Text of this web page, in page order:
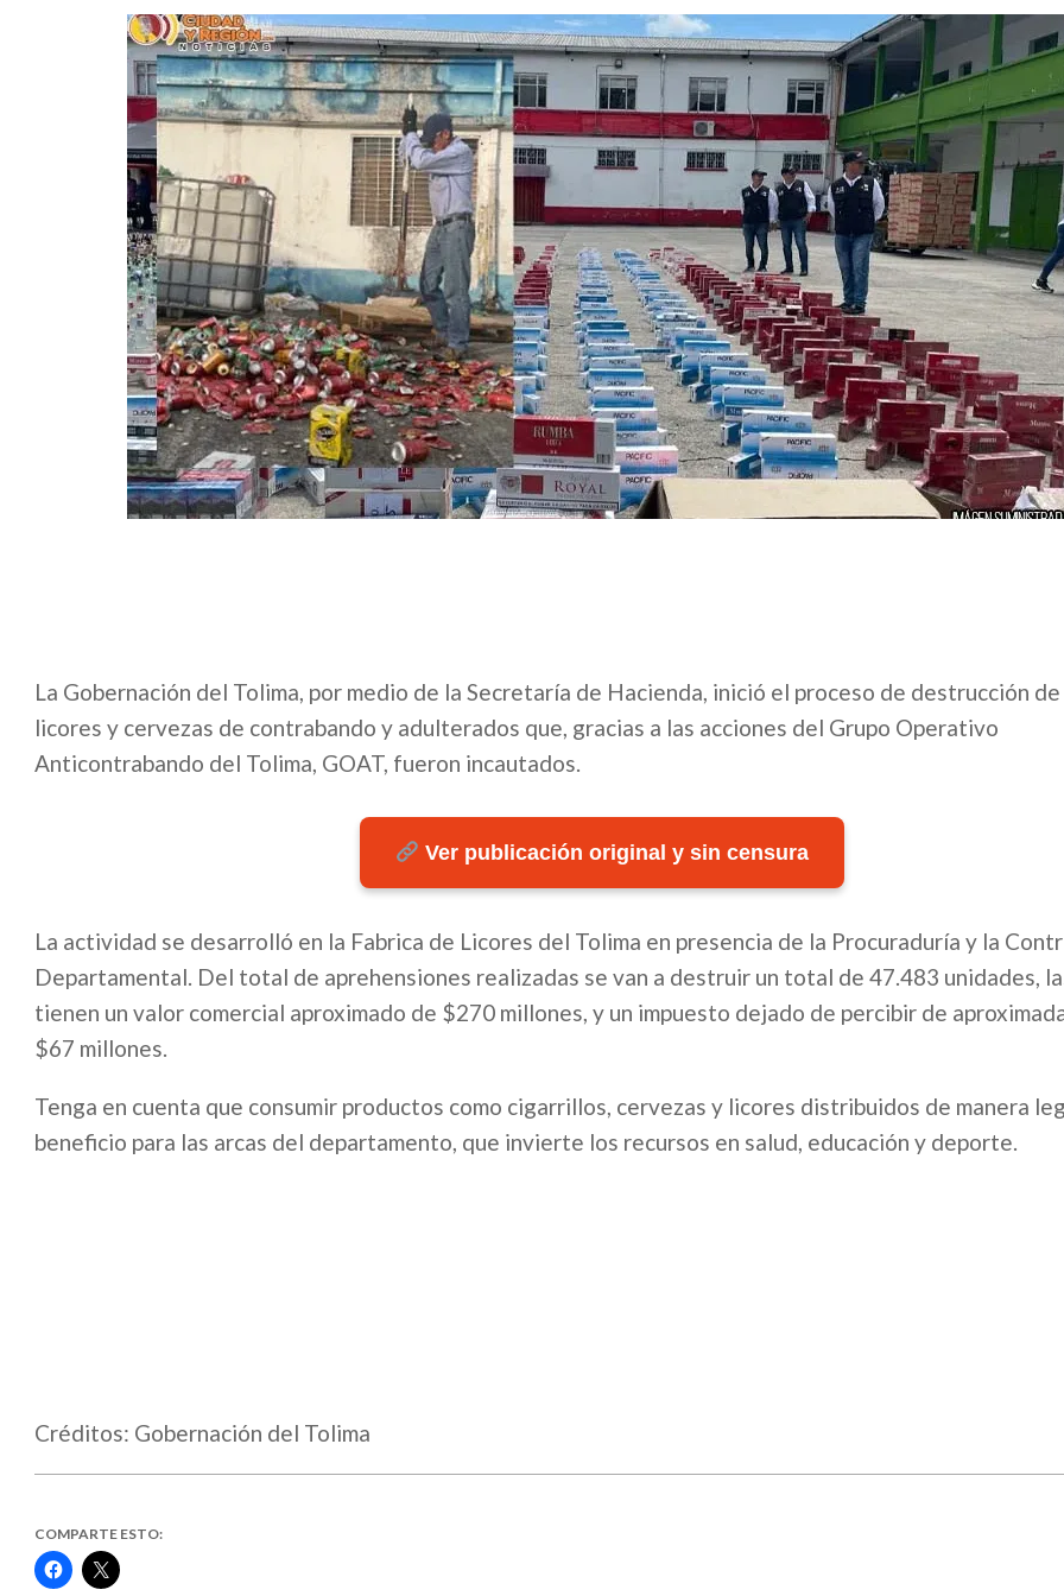
La Gobernación del Tolima, por medio de la Secretaría de Hacienda, inició el proceso de destrucción
licores y cervezas de contrabando y adulterados que, gracias a las acciones del Grupo Operativo
Anticontrabando del Tolima, GOAT, fueron incautados.
Ver publicación original y sin censura
La actividad se desarrolló en la Fabrica de Licores del Tolima en presencia de la Procuraduría y la
Departamental. Del total de aprehensiones realizadas se van a destruir un total de 47.483 unidades,
tienen un valor comercial aproximado de $270 millones, y un impuesto dejado de percibir de
$67 millones.
Tenga en cuenta que consumir productos como cigarrillos, cervezas y licores distribuidos de manera
beneficio para las arcas del departamento, que invierte los recursos en salud, educación y deporte.
Créditos: Gobernación del Tolima
COMPARTE ESTO:
Haz
clic
Haz
clic